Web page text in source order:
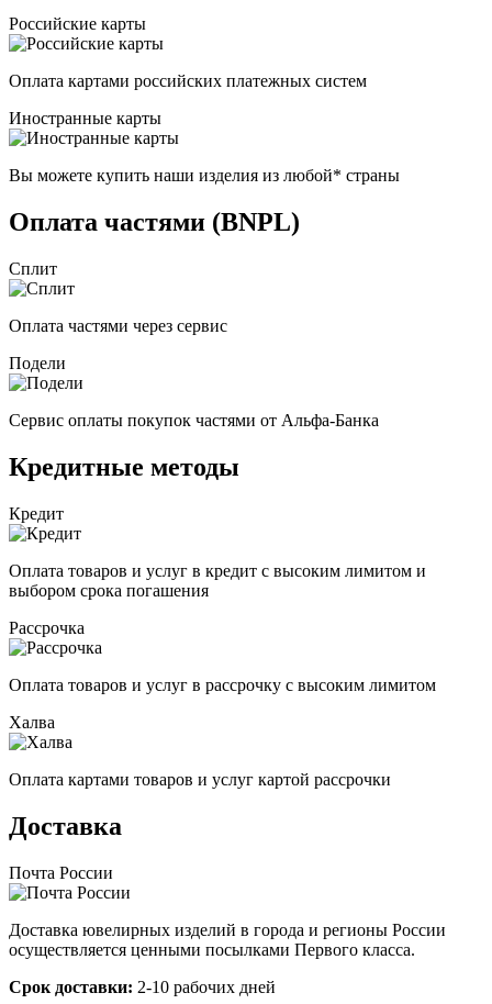
Российские карты
Оплата картами российских платежных систем
Иностранные карты
Вы можете купить наши изделия из любой* страны
Оплата частями (BNPL)
Сплит
Оплата частями через сервис
Подели
Сервис оплаты покупок частями от Альфа-Банка
Кредитные методы
Кредит
Оплата товаров и услуг в кредит с высоким лимитом и
выбором срока погашения
Рассрочка
Оплата товаров и услуг в рассрочку с высоким лимитом
Халва
Оплата картами товаров и услуг картой рассрочки
Доставка
Почта России
Доставка ювелирных изделий в города и регионы России
осуществляется ценными посылками Первого класса.
Срок доставки: 2-10 рабочих дней